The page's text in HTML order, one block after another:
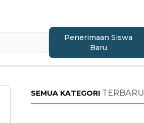
Penerimaan Siswa
Baru
SEMUA KATEGORI TERBARU